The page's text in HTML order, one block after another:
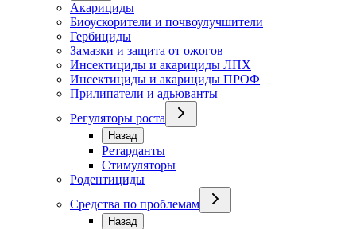
Акарициды
Биоускорители и почвоулучшители
Гербициды
Замазки и защита от ожогов
Инсектициды и акарициды ЛПХ
Инсектициды и акарициды ПРОФ
Прилипатели и адьюванты
Регуляторы роста
Назад
Ретарданты
Стимуляторы
Родентициды
Средства по проблемам
Назад